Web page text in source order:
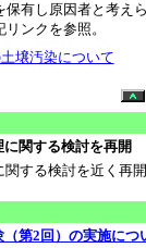
有し原因者と考え
ンクを参照。
壌汚染について
関する検討を再開
する検討を近く再
第2回）の実施につ